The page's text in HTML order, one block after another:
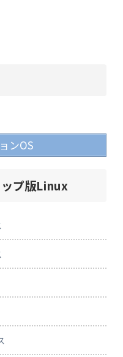
ンOS
プ版Linux